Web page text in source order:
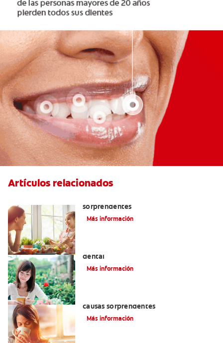
Artículos relacionados
sorprendentes
Más información
dental
Más información
causas sorprendentes
Más información